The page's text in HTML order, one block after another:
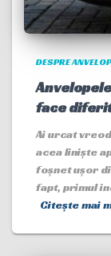
DESPRE
face
Ai urcat
acea liniște
foșnet ușor
fapt, primul
Citește mai